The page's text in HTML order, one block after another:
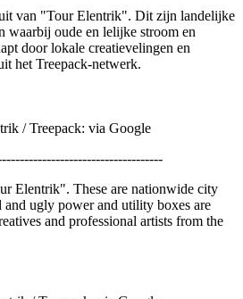
van "Tour Elentrik". Dit zijn landelijke
waarbij oude en lelijke stroom en
door lokale creatievelingen en
het Treepack-netwerk.
/ Treepack: via Google
Elentrik". These are nationwide city
and ugly power and utility boxes are
and professional artists from the